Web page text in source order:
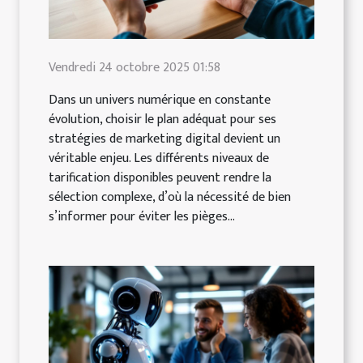
Vendredi 24 octobre 2025 01:58
Dans un univers numérique en constante
évolution, choisir le plan adéquat pour ses
stratégies de marketing digital devient un
véritable enjeu. Les différents niveaux de
tarification disponibles peuvent rendre la
sélection complexe, d’où la nécessité de bien
s’informer pour éviter les pièges...